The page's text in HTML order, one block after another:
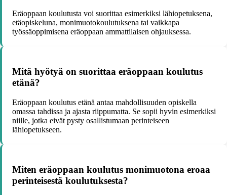
Eräoppaan koulutusta voi suorittaa esimerkiksi lähiopetuksena,
etäopiskeluna, monimuotokoulutuksena tai vaikkapa
työssäoppimisena eräoppaan ammattilaisen ohjauksessa.
Mitä hyötyä on suorittaa eräoppaan koulutus
etänä?
Eräoppaan koulutus etänä antaa mahdollisuuden opiskella
omassa tahdissa ja ajasta riippumatta. Se sopii hyvin esimerkiksi
niille, jotka eivät pysty osallistumaan perinteiseen
lähiopetukseen.
Miten eräoppaan koulutus monimuotona eroaa
perinteisestä koulutuksesta?